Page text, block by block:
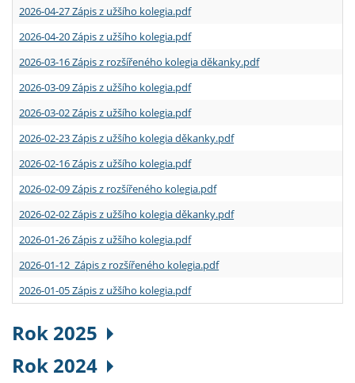
2026-04-27 Zápis z užšího kolegia.pdf
2026-04-20 Zápis z užšího kolegia.pdf
2026-03-16 Zápis z rozšířeného kolegia děkanky.pdf
2026-03-09 Zápis z užšího kolegia.pdf
2026-03-02 Zápis z užšího kolegia.pdf
2026-02-23 Zápis z užšího kolegia děkanky.pdf
2026-02-16 Zápis z užšího kolegia.pdf
2026-02-09 Zápis z rozšířeného kolegia.pdf
2026-02-02 Zápis z užšího kolegia děkanky.pdf
2026-01-26 Zápis z užšího kolegia.pdf
2026-01-12 Zápis z rozšířeného kolegia.pdf
2026-01-05 Zápis z užšího kolegia.pdf
Rok 2025
Rok 2024